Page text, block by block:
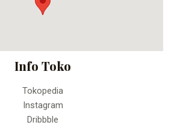
Info Toko
Tokopedia
Instagram
Dribbble